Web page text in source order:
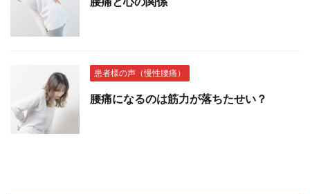
患者様の声（慢性腰痛）
腰痛になるのは筋力が落ちたせい？